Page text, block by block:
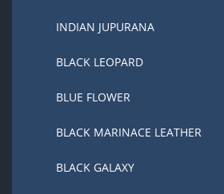
INDIAN JUPURANA
BLACK LEOPARD
BLUE FLOWER
BLACK MARINACE LEATHER
BLACK GALAXY